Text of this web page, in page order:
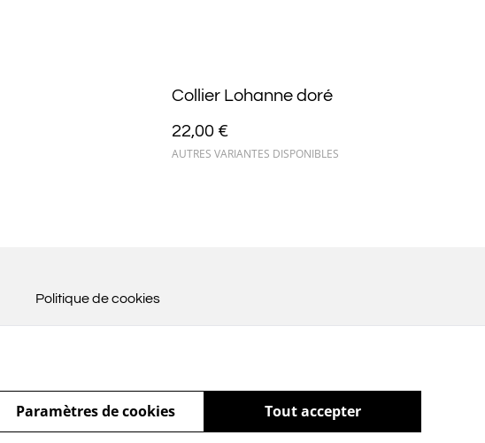
Collier Lohanne doré
22,00 €
AUTRES VARIANTES DISPONIBLES
Politique de cookies
Tout accepter
Paramètres de cookies